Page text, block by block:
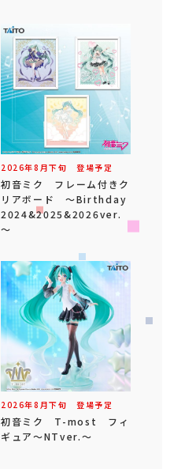
2026年8 月下旬 登場予定
初音ミク フレーム付きク
リアボード ～Birthday
2024&2025&2026ver.
～
2026年8 月下旬 登場予定
初音ミク T-most フィ
ギュア～NTver.～